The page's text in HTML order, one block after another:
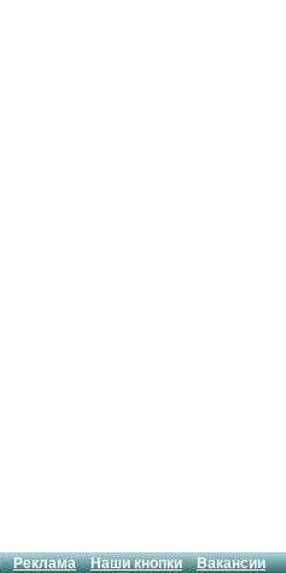
Реклама Наши кнопки Вакансии